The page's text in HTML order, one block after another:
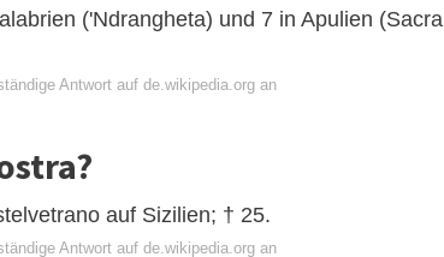
('Ndrangheta) und 7 in Apulien (Sacra
Antwort auf de.wikipedia.org an
auf Sizilien; † 25.
Antwort auf de.wikipedia.org an